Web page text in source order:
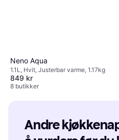
Neno Aqua
1.1L, Hvit, Justerbar varme, 1.17kg
849 kr
8 butikker
Andre